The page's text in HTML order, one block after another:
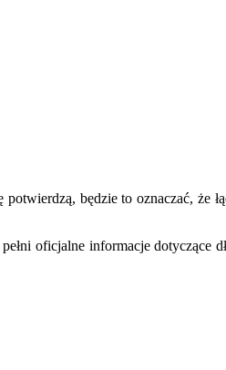
będzie to oznaczać, że
oficjalne informacje dotyczące